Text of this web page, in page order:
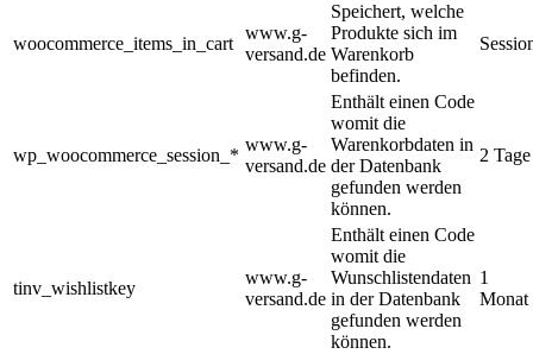
woocommerce_items_in_cart
www.g-
versand.de
Speichert, welche
Produkte sich im
Warenkorb
befinden.
wp_woocommerce_session_*
www.g-
versand.de
Enthält einen Code
womit die
Warenkorbdaten in
der Datenbank
gefunden werden
können.
2 Tage
tinv_wishlistkey
www.g-
versand.de
Enthält einen Code
womit die
Wunschlistendaten
in der Datenbank
gefunden werden
können.
1
Monat